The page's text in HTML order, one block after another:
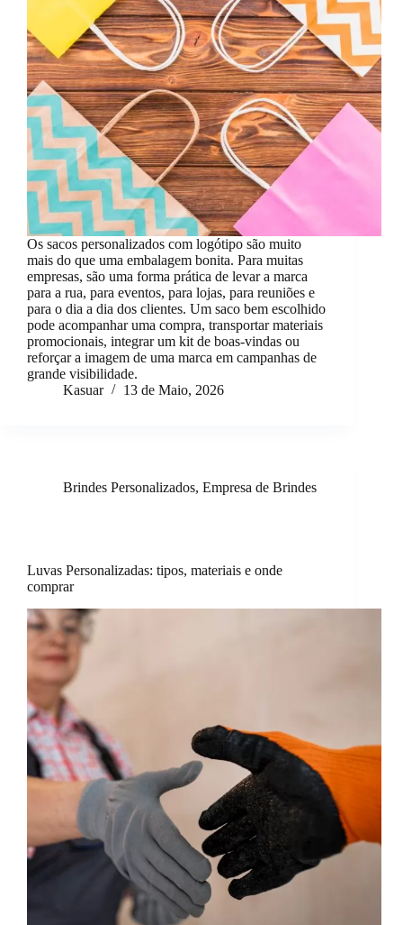
Os sacos personalizados com logótipo são muito
mais do que uma embalagem bonita. Para muitas
empresas, são uma forma prática de levar a marca
para a rua, para eventos, para lojas, para reuniões e
para o dia a dia dos clientes. Um saco bem escolhido
pode acompanhar uma compra, transportar materiais
promocionais, integrar um kit de boas-vindas ou
reforçar a imagem de uma marca em campanhas de
grande visibilidade.
Kasuar
13 de Maio, 2026
Brindes Personalizados, Empresa de Brindes
Luvas Personalizadas: tipos, materiais e onde
comprar